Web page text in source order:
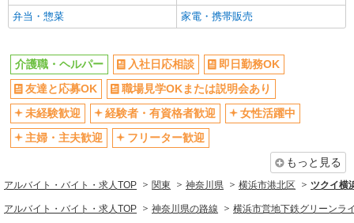
産休・育休取得実績あり
各種手当（家族・役職・インセン
ティブなど）あり
資格取得支援制度あり
髪型・髪色自由
髭（ひげ）OK
ネイルOK
同じ職種から求人を探す
医療・介護・福祉
同じ特徴から求人を探す
弁当・惣菜
家電・携帯販売
介護職・ヘルパー 入社日応相談
即日勤務OK
友達と応募OK
職場見学OKまたは説明会あり
未経験歓迎
経験者・有資格者歓迎
女性活躍中
主婦・主夫歓迎
フリーター歓迎
もっと見る
アルバイト・バイト・求人TOP 関東 神奈川県 横浜市港北区 ツクイ横
アルバイト・バイト・求人TOP 神奈川県の路線 横浜市営地下鉄グリーンラ